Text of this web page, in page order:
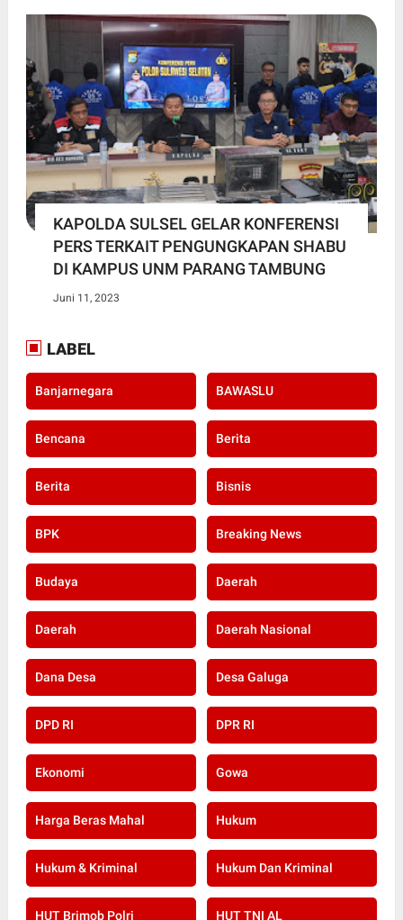
KAPOLDA SULSEL GELAR KONFERENSI
PERS TERKAIT PENGUNGKAPAN SHABU
DI KAMPUS UNM PARANG TAMBUNG
Juni 11, 2023
LABEL
Banjarnegara BAWASLU
Bencana Berita
Berita Bisnis
BPK Breaking News
Budaya Daerah
Daerah Daerah Nasional
Dana Desa Desa Galuga
DPD RI DPR RI
Ekonomi Gowa
Harga Beras Mahal Hukum
Hukum & Kriminal Hukum Dan Kriminal
HUT Brimob Polri HUT TNI AL